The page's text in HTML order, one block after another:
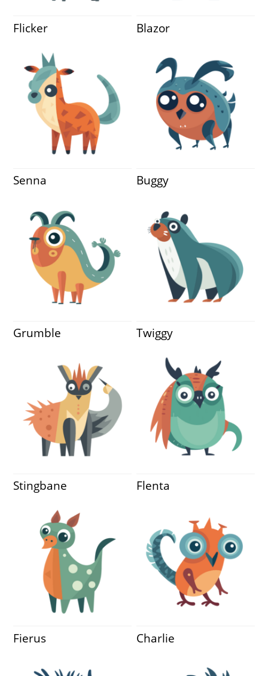
Flicker Blazor
Senna Buggy
Grumble Twiggy
Stingbane Flenta
Fierus Charlie